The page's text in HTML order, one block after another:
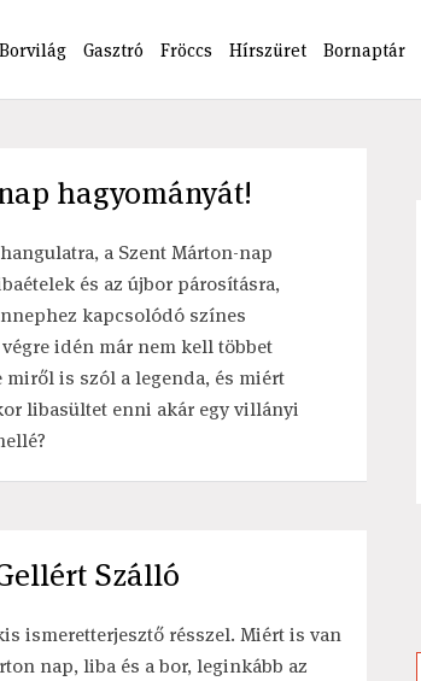
Borvilág Gasztró Fröccs Hírszüret Bornaptár
hagyományát!
a Szent Márton-nap
és az újbor párosításra,
kapcsolódó színes
idén már nem kell többet
miről is szól a legenda, és miért
libasültet enni akár egy villányi
Szálló
ismeretterjesztő résszel. Miért is van
nap, liba és a bor, leginkább az